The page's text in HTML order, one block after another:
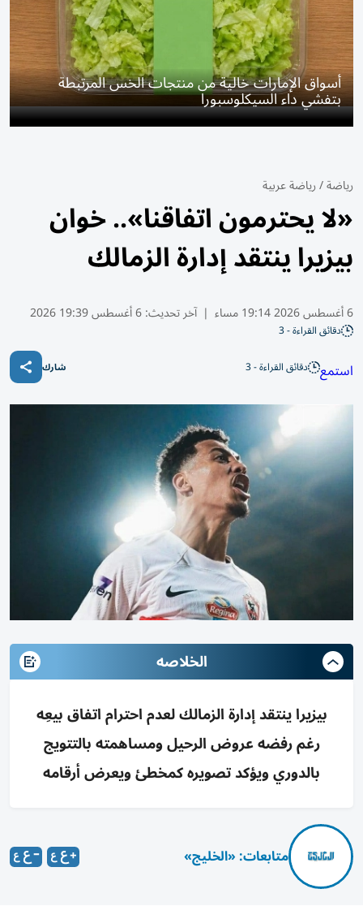
أسواق الإمارات خالية من منتجات الخس المرتبطة
بتفشي داء السيكلوسبورا
رياضة/رياضة عربية
«لا يحترمون اتفاقنا».. خوان
بيزيرا ينتقد إدارة الزمالك
6 أغسطس 2026 19:14 مساء | آخر تحديث:6 أغسطس 19:39 2026
دقائق القراءة - 3
استمع دقائق القراءة - 3 شارك
الخلاصه
بيزيرا ينتقد إدارة الزمالك لعدم احترام اتفاق بيعِه
رغم رفضه عروض الرحيل ومساهمته بالتتويج
بالدوري ويؤكد تصويره كمخطئ ويعرض أرقامه
متابعات: «الخليج»